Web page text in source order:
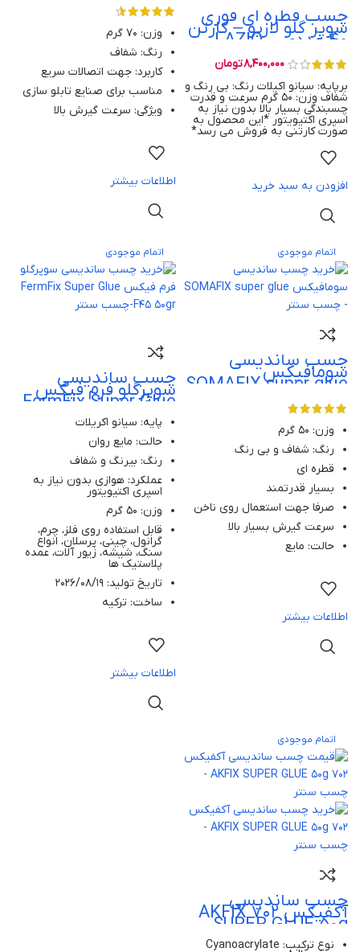
چسب قطره ای فوری
سوپر گلو لازیو – کارتن
40 عددی – LAZIO
SUPER GLUE
adhesive L55
8,400,000تومان
برپایه: سیانو اکیلات رنگ: بی رنگ و
شفاف وزن: 50 گرم سرعت و قدرت
چسبندگی بسیار بالا بدون نیاز به
اسپری اکتیویتور *این محصول به
صورت کارتنی به فروش می رسد*
افزودن به سبد خرید
وزن: 70 گرم
رنگ: شفاف
کاربرد: جهت اتصالات سریع
مناسب برای صنایع تابلو سازی
ویژگی: سرعت گیرش بالا
اطلاعات بیشتر
اتمام موجودی
چسب ساندیسی
سومافیکس
SOMAFIX super glue
وزن: 50 گرم
رنگ: شفاف و بی رنگ
قطره ای
بسیار قدرتمند
صرفا جهت استعمال روی ناخن
سرعت گیرش بسیار بالا
حالت: مایع
اطلاعات بیشتر
اتمام موجودی
چسب ساندیسی
سوپرگلو فرم فیکس
FermFix Super Glue
F45 50gr
پایه: سیانو اکریلات
حالت: مایع روان
رنگ: بیرنگ و شفاف
عملکرد: هوازی بدون نیاز به
اسپری اکتیویتور
وزن: 50 گرم
قابل استفاده روی فلز، چرم،
گرانول، چینی، پرسلان، انواع
سنگ، شیشه، زیور آلات، عمده
پلاستیک ها
تاریخ تولید: 2026/08/19
ساخت: ترکیه
اطلاعات بیشتر
اتمام موجودی
چسب ساندیسی
آکفیکس 702 AKFIX
SUPER GLUE 50g
نوع ترکیب: Cyanoacrylate